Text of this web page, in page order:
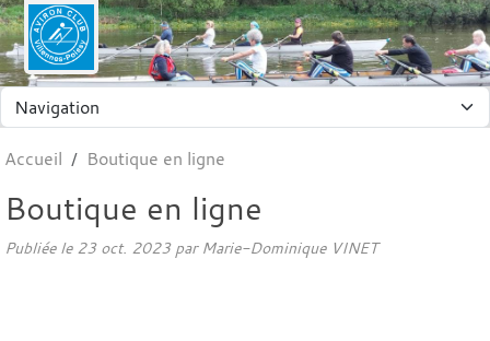
Accueil Boutique en ligne
Boutique en ligne
Publiée le 23 oct. 2023par Marie-Dominique VINET
Panneau de gestion des cookies